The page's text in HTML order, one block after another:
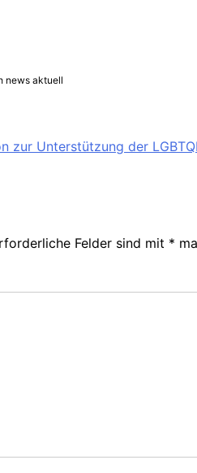
news aktuell
zur Unterstützung der
Felder sind mit *